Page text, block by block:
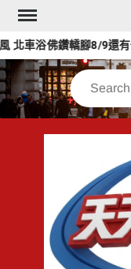
Skip
content
車浴佛鑽轎腳8/9還有一
Search